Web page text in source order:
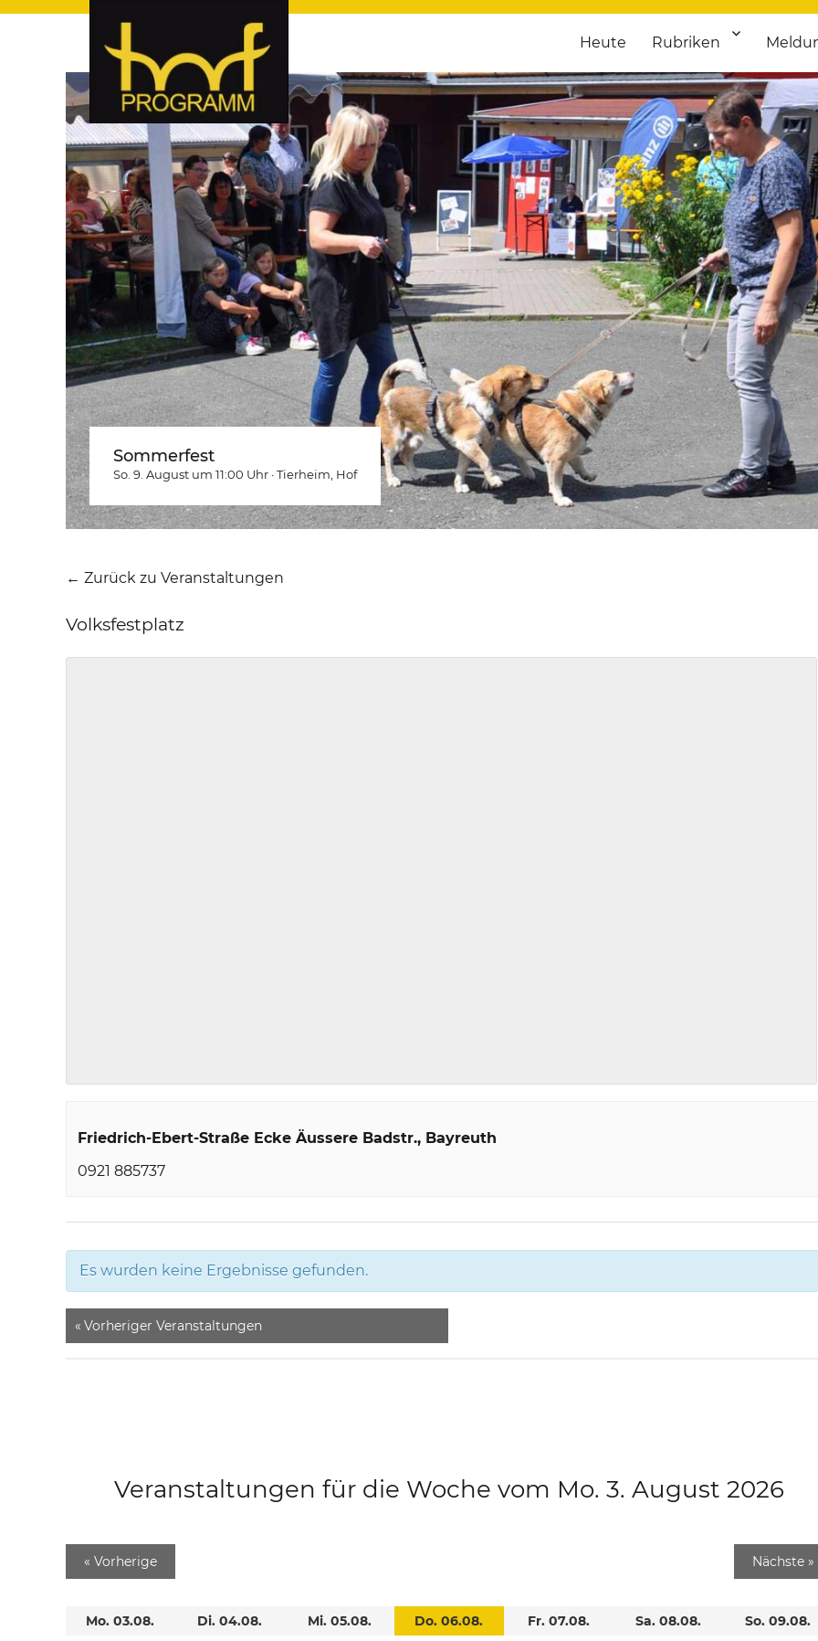
hof-programm – das Veranstaltungsportal für
hof-programm – das Veranstaltungsportal für Hof und Hochfranken. Täglich aktuelle Termine von Kultur bis Sport, von
Heute Rubriken
Sommerfest
So. 9. August um 11:00 Uhr ·Tierheim , Hof
← Zurück zu Veranstaltungen
Volksfestplatz
Friedrich-Ebert-Straße Ecke Äussere Badstr. Bayreuth
0921 885737
Es wurden keine Ergebnisse gefunden.
« Vorheriger Veranstaltungen
Veranstaltungen für die Woche vom Mo. 3. August 2026
« Vorherige Nächste »
Mo. 03.08.
Di. 04.08.
Mi. 05.08.
Do. 06.08.
Fr. 07.08.
Sa. 08.08.
So. 09.08.